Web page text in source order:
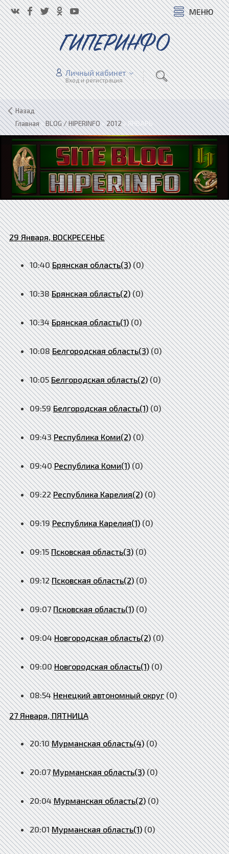
МЕНЮ
ГИПЕРИНФО
Личный кабинет
Вход и регистрация
Назад
Главная»BLOG / HIPERINFO»2012»ЯНВАРЬ
29 Января, ВОСКРЕСЕНЬЕ
10:40 Брянская область(3) (0)
10:38 Брянская область(2) (0)
10:34 Брянская область(1) (0)
10:08 Белгородская область(3) (0)
10:05 Белгородская область(2) (0)
09:59 Белгородская область(1) (0)
09:43 Республика Коми(2) (0)
09:40 Республика Коми(1) (0)
09:22 Республика Карелия(2) (0)
09:19 Республика Карелия(1) (0)
09:15 Псковская область(3) (0)
09:12 Псковская область(2) (0)
09:07 Псковская область(1) (0)
09:04 Новгородская область(2) (0)
09:00 Новгородская область(1) (0)
08:54 Ненецкий автономный округ (0)
27 Января, ПЯТНИЦА
20:10 Мурманская область(4) (0)
20:07 Мурманская область(3) (0)
20:04 Мурманская область(2) (0)
20:01 Мурманская область(1) (0)